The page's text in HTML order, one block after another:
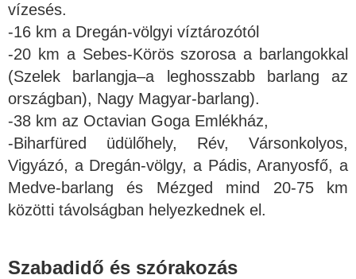
vízesés.
-16 km a Dregán-völgyi víztározótól
-20 km a Sebes-Körös szorosa a barlangokkal
(Szelek barlangja–a leghosszabb barlang az
országban), Nagy Magyar-barlang).
-38 km az Octavian Goga Emlékház,
-Biharfüred üdülőhely, Rév, Vársonkolyos,
Vigyázó, a Dregán-völgy, a Pádis, Aranyosfő, a
Medve-barlang és Mézged mind 20-75 km
közötti távolságban helyezkednek el.
Szabadidő és szórakozás